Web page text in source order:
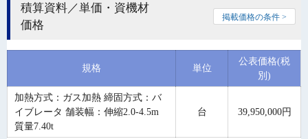
積算資料／単価・資機材
価格
掲載価格の条件 >
規格 単位
公表価格(税
別)
加熱方式：ガス加熱 締固方式：バ
イブレータ 舗装幅：伸縮2.0-4.5m
質量7.40t
台 39,950,000円